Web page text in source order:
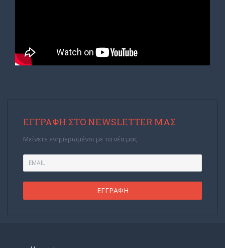
ΕΓΓΡΑΦΉ ΣΤΟ NEWSLETTER ΜΑΣ
Μείνετε ενημερωμένοι με τα νέα μας